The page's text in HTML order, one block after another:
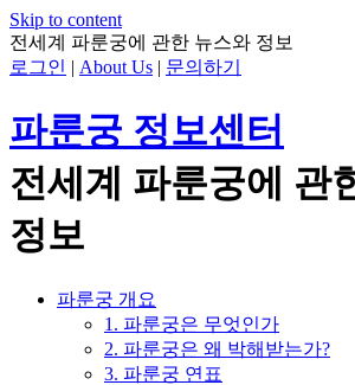
Skip to content
전세계 파룬궁에 관한 뉴스와 정보
로그인 | About Us | 문의하기
파룬궁 정보센터
전세계 파룬궁에 관
정보
파룬궁 개요
1. 파룬궁은 무엇인가
2. 파룬궁은 왜 박해받는가?
3. 파룬궁 연표